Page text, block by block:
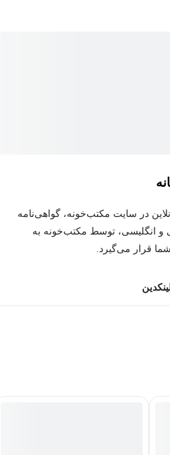
از طریق یک شبکه را به تصویر
کنید.
رایج شبکه را شناسایی کنید.
شبکه‌ای را در برابر تاکتیک‌های نفوذ
مقایسه و مقایسه کنید.
در سایت مکتب‌خونه، گواهی‌نامه
و انگلیسی، توسط مکتب‌خونه به
قرار می‌گیرد.